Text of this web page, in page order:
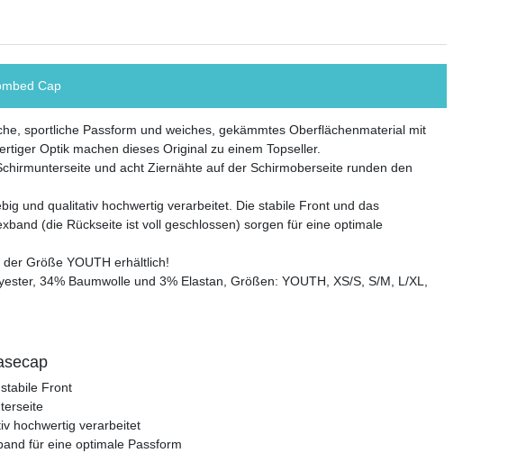
Cap
sportliche Passform und weiches, gekämmtes Oberflächenmaterial mit
Optik machen dieses Original zu einem Topseller.
und acht Ziernähte auf der Schirmoberseite runden den
und qualitativ hochwertig verarbeitet. Die stabile Front und das
(die Rückseite ist voll geschlossen) sorgen für eine optimale
Größe YOUTH erhältlich!
34% Baumwolle und 3% Elastan, Größen: YOUTH, XS/S, S/M, L/XL,
Front
hochwertig verarbeitet
für eine optimale Passform